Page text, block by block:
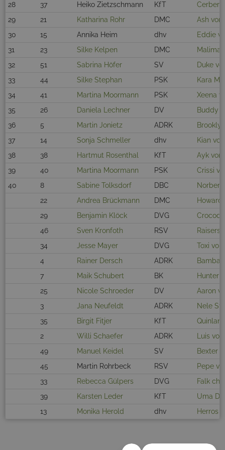
28
37 Heiko Zietzschmann KfT
29
21 Katharina Rohr DMC
Ash
30
15 Annika Heim dhv
Eddie
31
23 Silke Kelpen DMC
32
51 Sabrina Höfer SV
Duke
33
44 Silke Stephan PSK
Kara
34
41 Martina Moormann PSK
Xeena
35
26 Daniela Lechner DV
Buddy
36
5 Martin Jonietz ADRK
37
14 Sonja Schmeller dhv
Kian
38
38 Hartmut Rosenthal KfT
Ayk von
39
40 Martina Moormann PSK
Crissi
40
8 Sabine Tolksdorf DBC
Norbert
22
Andrea Brückmann DMC
Howard
29
Benjamin Klöck DVG
46
Sven Kronfoth RSV
Raisers
34
Jesse Mayer DVG
Toxi
4
Rainer Dersch ADRK
7
Maik Schubert BK
Hunter
25
Nicole Schroeder DV
Aaron
3
Jana Neufeldt ADRK
Nele
35
Birgit Fitjer KfT
2
Willi Schaefer ADRK
Luis
49
Manuel Keidel SV
Bexter
45
Martin Rohrbeck RSV
Pepe
33
Rebecca Gülpers DVG
Falk
39
Karsten Leder KfT
Uma
13
Monika Herold dhv Herros